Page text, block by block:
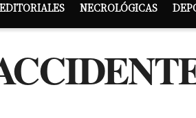
EDITORIALES NECROLÓGICAS